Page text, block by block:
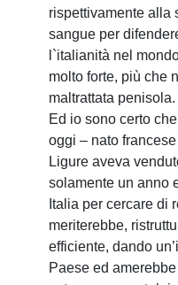
rispettivamente alla
sangue per
l`italianità nel
molto forte, più che
maltrattata penisola.
Ed io sono certo
oggi – nato
Ligure aveva
solamente un anno
Italia per cercare di
meriterebbe,
efficiente, dando
Paese ed amerebbe